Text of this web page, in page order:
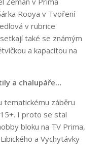
Rooya v Tvoření
v rubrice
také se známým
a kapacitou na
a chalupáře…
tematickému záběru
I proto se stal
bloku na TV Prima,
a Vychytávky